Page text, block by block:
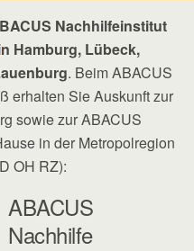
Nachhilfeinstitut
Hamburg, Lübeck,
. Beim ABACUS
erhalten Sie Auskunft zur
sowie zur ABACUS
in der Metropolregion
OH RZ):
ABACUS
Nachhilfe